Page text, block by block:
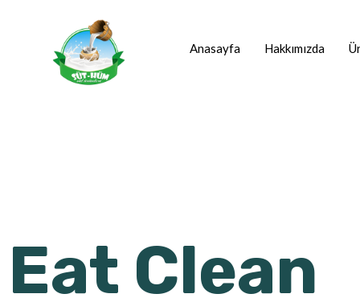
Anasayfa Hakkımızda
Eat Clean